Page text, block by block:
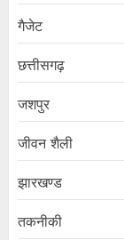
गैजेट
छत्तीसगढ़
जशपुर
जीवन शैली
झारखण्ड
तकनीकी